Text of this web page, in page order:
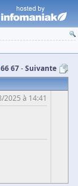
6667 Suivante
2025 à 14:41